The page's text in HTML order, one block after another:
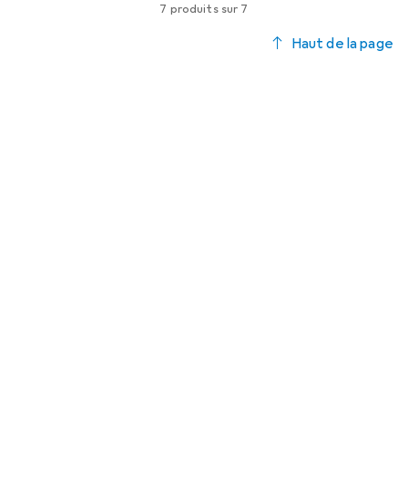
7 produits sur 7
Haut de la page